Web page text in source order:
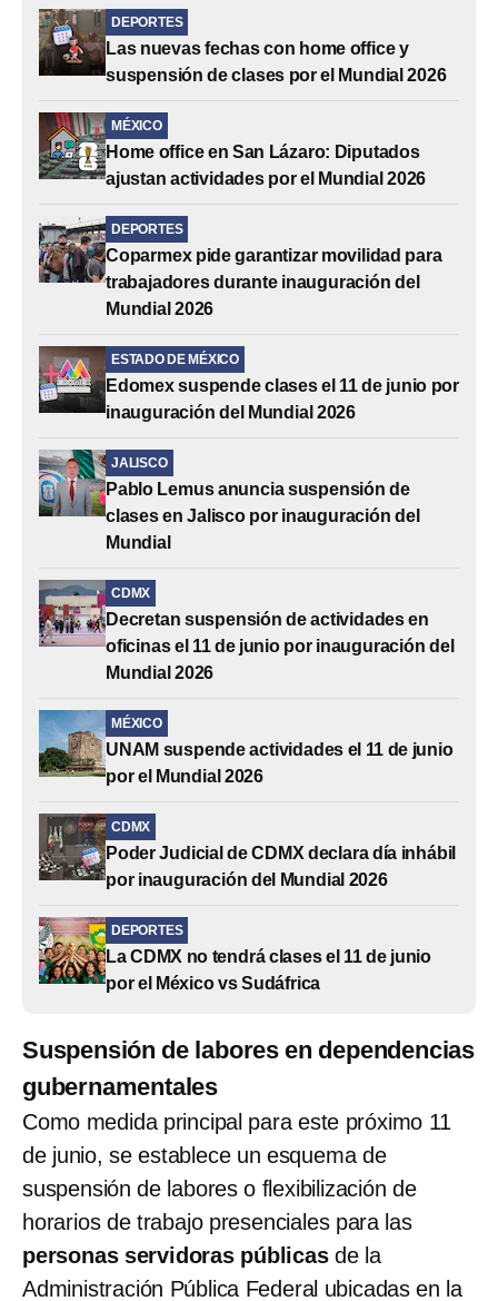
DEPORTES
Las nuevas fechas con home office y
suspensión de clases por el Mundial 2026
MÉXICO
Home office en San Lázaro: Diputados
ajustan actividades por el Mundial 2026
DEPORTES
Coparmex pide garantizar movilidad para
trabajadores durante inauguración del
Mundial 2026
ESTADO DE MÉXICO
Edomex suspende clases el 11 de junio por
inauguración del Mundial 2026
JALISCO
Pablo Lemus anuncia suspensión de
clases en Jalisco por inauguración del
Mundial
CDMX
Decretan suspensión de actividades en
oficinas el 11 de junio por inauguración del
Mundial 2026
MÉXICO
UNAM suspende actividades el 11 de junio
por el Mundial 2026
CDMX
Poder Judicial de CDMX declara día inhábil
por inauguración del Mundial 2026
DEPORTES
La CDMX no tendrá clases el 11 de junio
por el México vs Sudáfrica
Suspensión de labores en dependencias
gubernamentales
Como medida principal para este próximo 11
de junio, se establece un esquema de
suspensión de labores o flexibilización de
horarios de trabajo presenciales para las
personas servidoras públicasde la
Administración Pública Federal ubicadas en la